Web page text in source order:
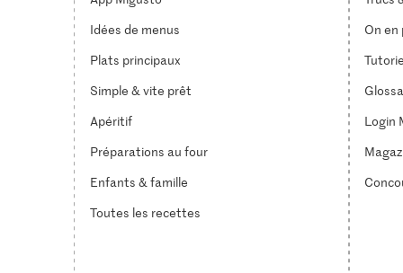
Idées de menus
Plats principaux
Simple & vite prêt
Apéritif
Préparations au four
Enfants & famille
Toutes les recettes
On en
Login